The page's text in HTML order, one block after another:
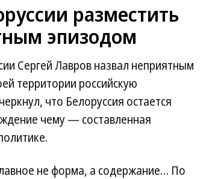
разместить
эпизодом
Сергей Лавров назвал неприятным
территории российскую
что Белоруссия остается
чему — составленная
не форма, а содержание… По